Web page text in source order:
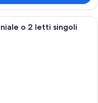
moderna camera d'hotel con
o 2 letti singoli